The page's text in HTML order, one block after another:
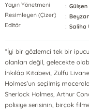
Yayın Yönetmeni
:
Resimleyen (Çizer)
:
Editör
: Saliha
“İyi bir gözlemci tek bir
olanları değil, gelecekte
İnkılâp Kitabevi, Zülfü
Holmes’un seçilmiş
Sherlock Holmes, Arthur
polisiye serisinin, birçok